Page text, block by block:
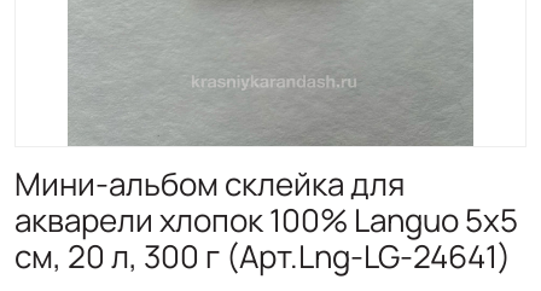
Мини-альбом склейка для
акварели хлопок 100% Languo 5х5
см, 20 л, 300 г (Арт.Lng-LG-24641)